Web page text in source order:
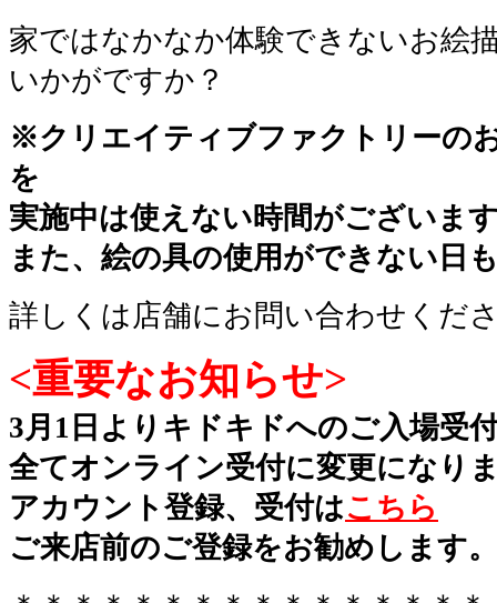
家ではなかなか体験できないお絵
いかがですか？
※クリエイティブファクトリーの
を
実施中は使えない時間がございま
また、絵の具の使用ができない日
詳しくは店舗にお問い合わせくだ
<重要なお知らせ>
3月1日よりキドキドへのご入場受
全てオンライン受付に変更になり
アカウント登録、受付はこちら
ご来店前のご登録をお勧めします。